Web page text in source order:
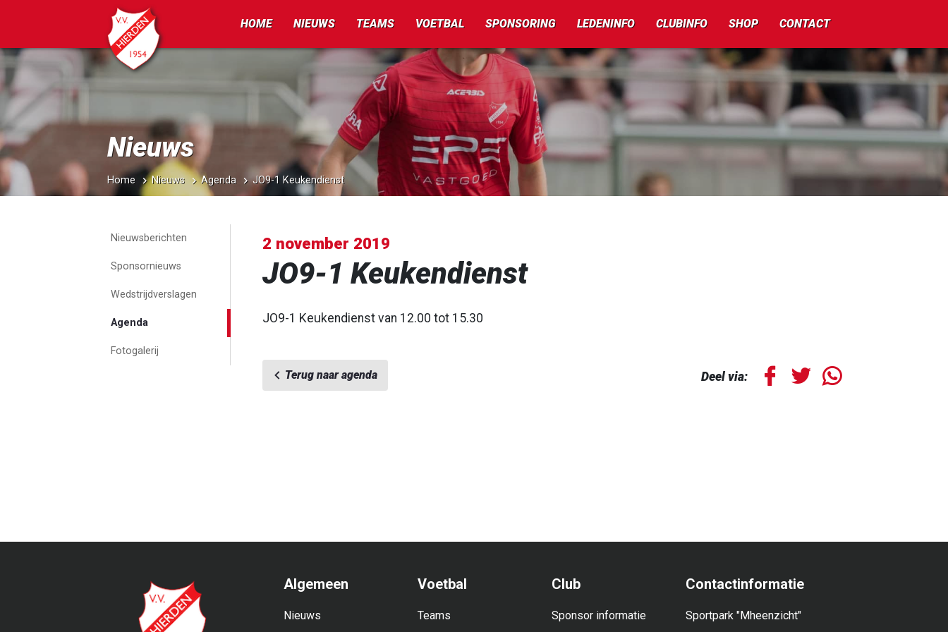
HOME NIEUWS TEAMS VOETBAL SPONSORING LEDENINFO CLUBINFO SHOP CONTACT
Nieuws
Home Nieuws Agenda JO9-1 Keukendienst
Nieuwsberichten
Sponsornieuws
Wedstrijdverslagen
Agenda
Fotogalerij
2 november 2019
JO9-1 Keukendienst
JO9-1 Keukendienst van 12.00 tot 15.30
Terug naar agenda Deel via:
Algemeen
Nieuws
Voetbal
Teams
Club
Sponsor informatie
Contactinformatie
Sportpark "Mheenzicht"